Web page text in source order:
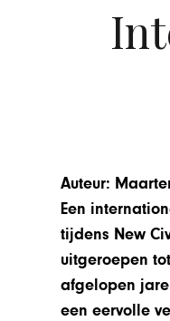
Auteur:
Een i
tijdens New
uitgeroepen
afgelopen
een eervolle